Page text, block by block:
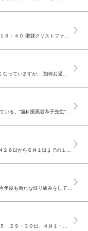
いよいよ夏本番です！今年はとくに日々の気温差が大きくなっていますが、 如何お過ごしでしょうか？! こういう時には体の変調をきたしやすいものです。関節の痛みが強くなったり、偏頭痛がおこったりと。...
口腔ケアの学習会報告 ４月２７日（日）毎年恒例となっている、“歯科医黒岩恭子先生”をお招きして口腔ケアの研修会を開催しました。口腔ケアについての講義と演習、入院患者様に...